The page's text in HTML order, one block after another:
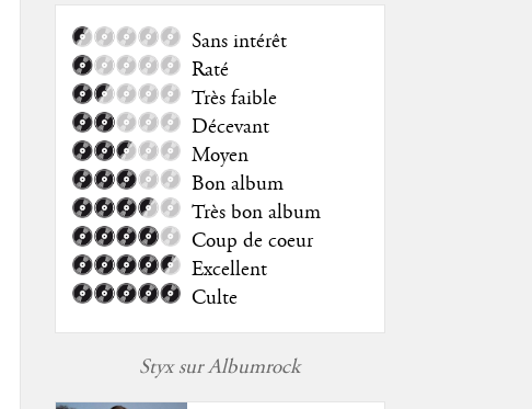
Sans intérêt
Raté
Très faible
Décevant
Moyen
Bon album
Très bon album
Coup de coeur
Excellent
Culte
Styx sur Albumrock